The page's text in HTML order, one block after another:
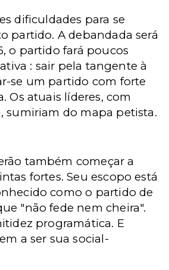
dificuldades para se
partido. A debandada será
o partido fará poucos
: sair pela tangente à
se um partido com forte
Os atuais líderes, com
sumiriam do mapa petista.
também começar a
fortes. Seu escopo está
como o partido de
"não fede nem cheira".
programática. E
a ser sua social-